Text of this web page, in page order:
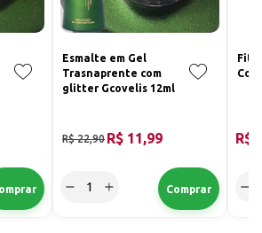
Esmalte em Gel
Trasnaprente com
glitter Gcovelis 12ml
R$ 22,90 R$ 11,99 R$